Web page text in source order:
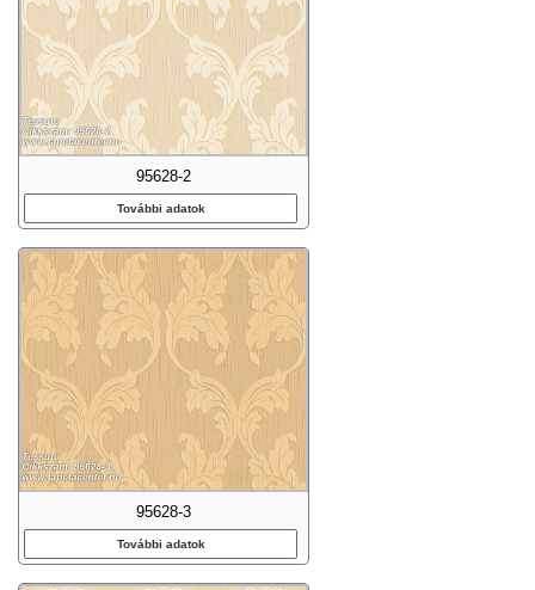
95628-2
További adatok
95628-3
További adatok